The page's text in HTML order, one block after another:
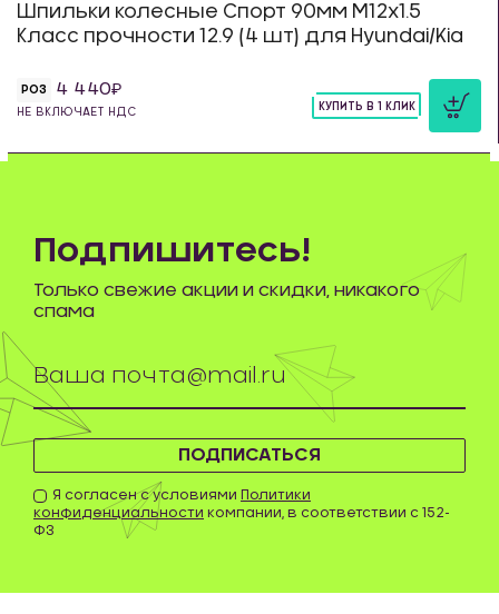
Шпильки колесные Спорт 90мм М12х1.5
Класс прочности 12.9 (4 шт) для Hyundai/Kia
РОЗ 4 440
НЕ ВКЛЮЧАЕТ НДС
КУПИТЬ В 1 КЛИК
ПОДПИСАТЬСЯ
Я согласен с условиями Политики
конфиденциальности компании, в соответствии с 152-
ФЗ
Подпишитесь!
Только свежие акции и скидки, никакого
спама